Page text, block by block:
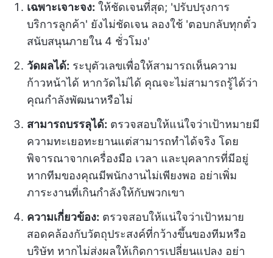
เฉพาะเจาะจง: ให้ชัดเจนที่สุด; 'ปรับปรุงการ
บริการลูกค้า' ยังไม่ชัดเจน ลองใช้ 'ตอบกลับทุกตั๋ว
สนับสนุนภายใน 4 ชั่วโมง'
วัดผลได้: ระบุตัวเลขเพื่อให้สามารถเห็นความ
ก้าวหน้าได้ หากวัดไม่ได้ คุณจะไม่สามารถรู้ได้ว่า
คุณกำลังพัฒนาหรือไม่
สามารถบรรลุได้: ตรวจสอบให้แน่ใจว่าเป้าหมายมี
ความทะเยอทะยานแต่สามารถทำได้จริง โดย
พิจารณาจากเครื่องมือ เวลา และบุคลากรที่มีอยู่
หากทีมของคุณมีพนักงานไม่เพียงพอ อย่าเพิ่ม
ภาระงานที่เกินกำลังให้กับพวกเขา
ความเกี่ยวข้อง: ตรวจสอบให้แน่ใจว่าเป้าหมาย
สอดคล้องกับวัตถุประสงค์ที่กว้างขึ้นของทีมหรือ
บริษัท หากไม่ส่งผลให้เกิดการเปลี่ยนแปลง อย่า